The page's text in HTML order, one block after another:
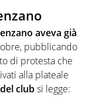
aveva già
pubblicando
di protesta che
alla plateale
clubsi legge: